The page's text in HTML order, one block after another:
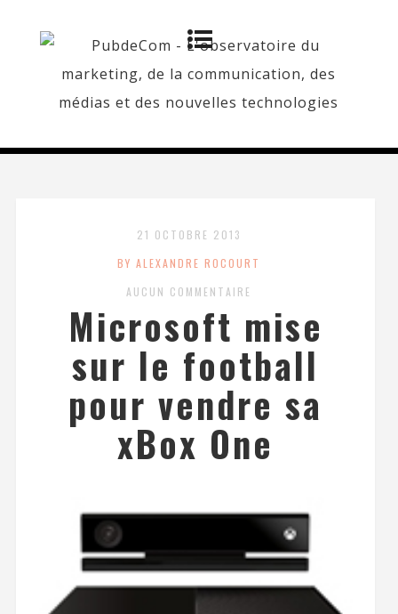
21 OCTOBRE 2013
BY ALEXANDRE ROCOURT
AUCUN COMMENTAIRE
Microsoft mise
sur le football
pour vendre sa
xBox One